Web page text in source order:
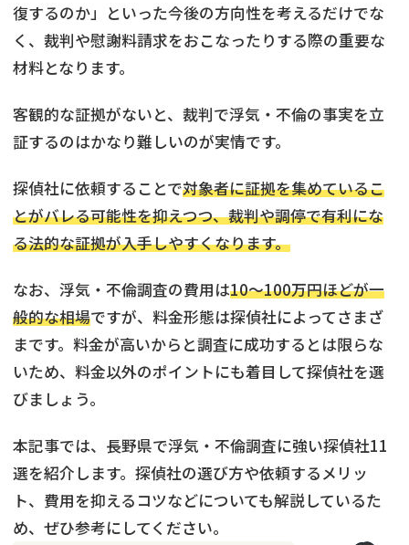
復するのか」といった今後の方向性を考えるだけでな
く、裁判や慰謝料請求をおこなったりする際の重要な
材料となります。
客観的な証拠がないと、裁判で浮気・不倫の事実を立
証するのはかなり難しいのが実情です。
探偵社に依頼することで対象者に証拠を集めているこ
とがバレる可能性を抑えつつ、裁判や調停で有利にな
る法的な証拠が入手しやすくなります。
なお、浮気・不倫調査の費用は10〜100万円ほどが一
般的な相場ですが、料金形態は探偵社によってさまざ
まです。料金が高いからと調査に成功するとは限らな
いため、料金以外のポイントにも着目して探偵社を選
びましょう。
本記事では、長野県で浮気・不倫調査に強い探偵社11
選を紹介します。探偵社の選び方や依頼するメリッ
ト、費用を抑えるコツなどについても解説しているた
め、ぜひ参考にしてください。